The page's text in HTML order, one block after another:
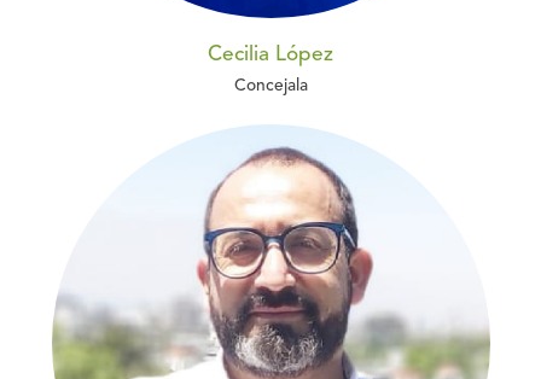
Cecilia López
Concejala